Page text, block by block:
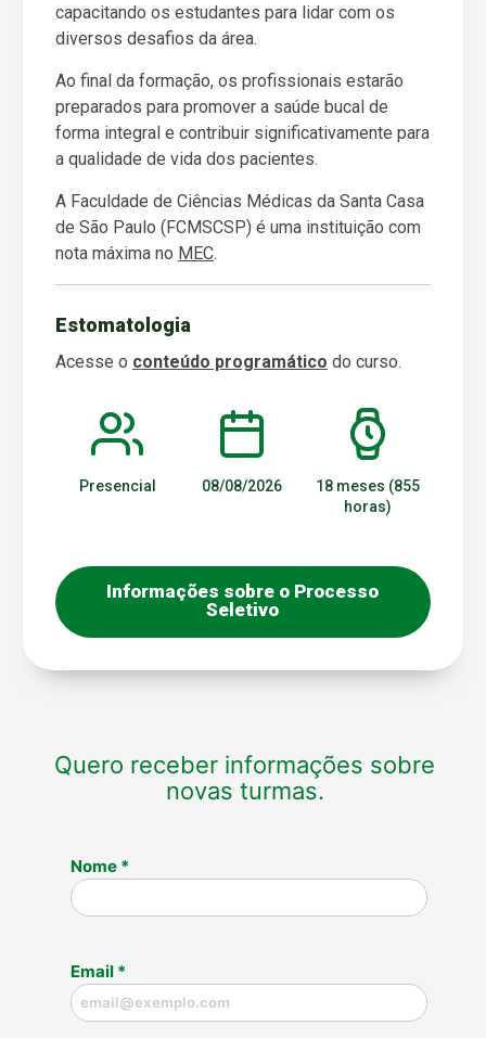
capacitando os estudantes para lidar com os
diversos desafios da área.
Ao final da formação, os profissionais estarão
preparados para promover a saúde bucal de
forma integral e contribuir significativamente para
a qualidade de vida dos pacientes.
A Faculdade de Ciências Médicas da Santa Casa
de São Paulo (FCMSCSP) é uma instituição com
nota máxima no MEC.
Estomatologia
Acesse o conteúdo programático do curso.
Presencial 08/08/2026
18 meses (855
horas)
Informações sobre o Processo
Seletivo